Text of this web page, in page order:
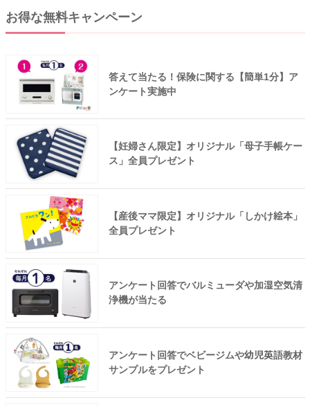
お得な無料キャンペーン
答えて当たる！保険に関する【簡単1分】ア
ンケート実施中
【妊婦さん限定】オリジナル「母子手帳ケー
ス」全員プレゼント
【産後ママ限定】オリジナル「しかけ絵本」
全員プレゼント
アンケート回答でバルミューダや加湿空気清
浄機が当たる
アンケート回答でベビージムや幼児英語教材
サンプルをプレゼント